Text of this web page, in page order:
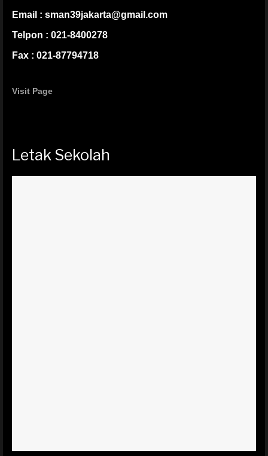
Email : sman39jakarta@gmail.com
Telpon : 021-8400278
Fax : 021-87794718
Visit Page
Letak Sekolah